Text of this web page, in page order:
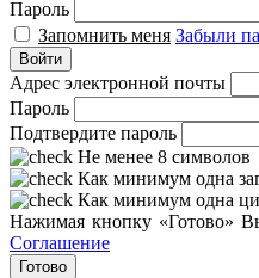
Пароль
Запомнить меня Забыли
Войти
Адрес электронной почты
Пароль
Подтвердите пароль
Не менее 8 символов
Как минимум одна
Как минимум одна
Нажимая кнопку «Готово»
Соглашение
Готово